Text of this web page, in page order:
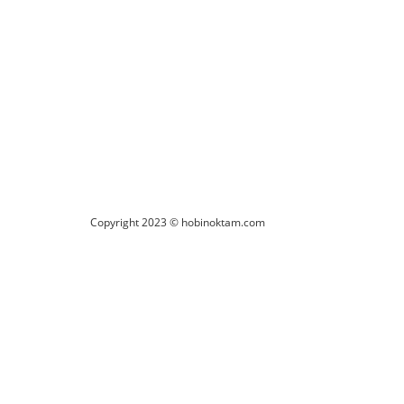
Copyright 2023 © hobinoktam.com